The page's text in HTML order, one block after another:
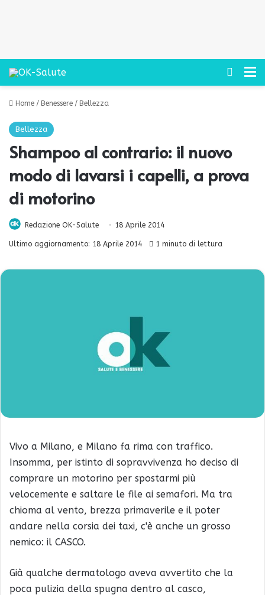
Cerca
Home / Benessere / Bellezza
Bellezza
Shampoo al contrario: il nuovo
modo di lavarsi i capelli, a prova
di motorino
Redazione OK-Salute 18 Aprile 2014
Ultimo aggiornamento: 18 Aprile 2014 1 minuto di lettura
Vivo a Milano, e Milano fa rima con traffico.
Insomma, per istinto di sopravvivenza ho deciso di
comprare un motorino per spostarmi più
velocemente e saltare le file ai semafori. Ma tra
chioma al vento, brezza primaverile e il poter
andare nella corsia dei taxi, c'è anche un grosso
nemico: il CASCO.
Già qualche dermatologo aveva avvertito che la
poca pulizia della spugna dentro al casco,